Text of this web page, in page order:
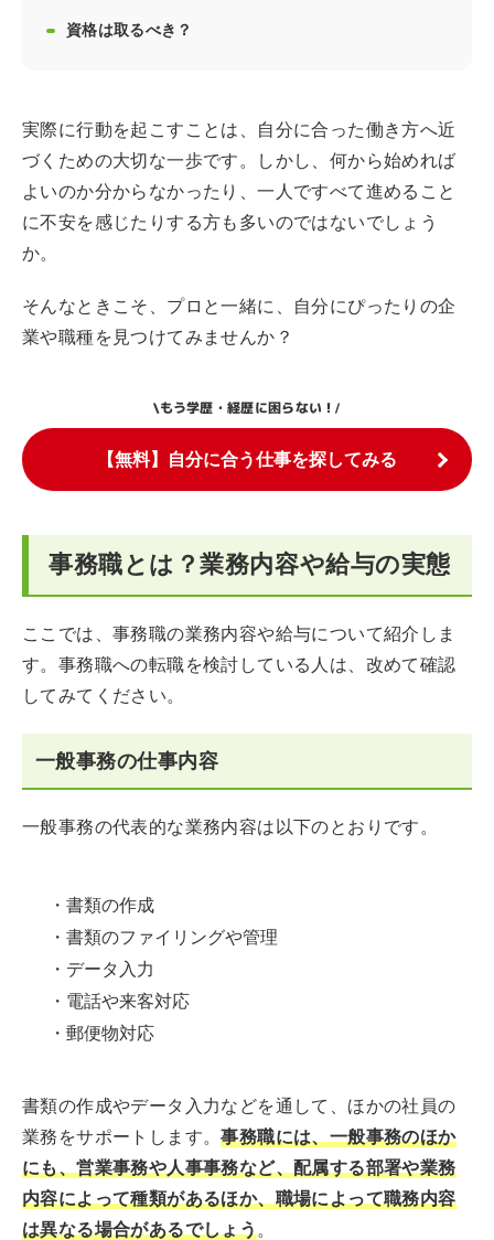
資格は取るべき？
実際に行動を起こすことは、自分に合った働き方へ近
づくための大切な一歩です。しかし、何から始めれば
よいのか分からなかったり、一人ですべて進めること
に不安を感じたりする方も多いのではないでしょう
か。
そんなときこそ、プロと一緒に、自分にぴったりの企
業や職種を見つけてみませんか？
\もう学歴・経歴に困らない！/
【無料】自分に合う仕事を探してみる
事務職とは？業務内容や給与の実態
ここでは、事務職の業務内容や給与について紹介しま
す。事務職への転職を検討している人は、改めて確認
してみてください。
一般事務の仕事内容
一般事務の代表的な業務内容は以下のとおりです。
・書類の作成
・書類のファイリングや管理
・データ入力
・電話や来客対応
・郵便物対応
書類の作成やデータ入力などを通して、ほかの社員の
業務をサポートします。事務職には、一般事務のほか
にも、営業事務や人事事務など、配属する部署や業務
内容によって種類があるほか、職場によって職務内容
は異なる場合があるでしょう。